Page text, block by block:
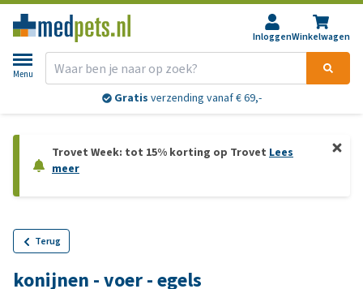
InloggenWinkelwagen
Menu
Gratis verzending vanaf € 69,-
Trovet Week: tot 15% korting op Trovet Lees
meer
Terug
konijnen - voer - egels